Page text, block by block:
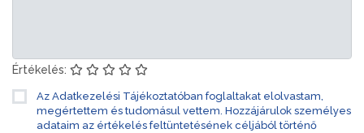
Értékelés:
Az Adatkezelési Tájékoztatóban foglaltakat elolvastam,
megértettem és tudomásul vettem. Hozzájárulok személyes
adataim az értékelés feltüntetésének céljából történő